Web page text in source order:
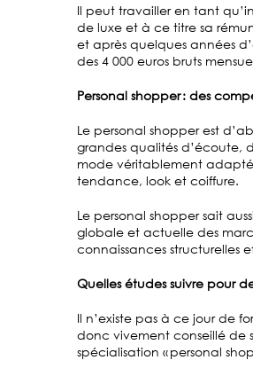
Il peut travailler en tant
de luxe et à ce titre sa
et après quelques années
des 4 000 euros bruts
Personal shopper : des
Le personal shopper est
grandes qualités d’écoute,
mode véritablement
tendance, look et coiffure.
Le personal shopper sait
globale et actuelle des
connaissances
Quelles études suivre pour
Il n’existe pas à ce jour de
donc vivement conseillé de
spécialisation « personal